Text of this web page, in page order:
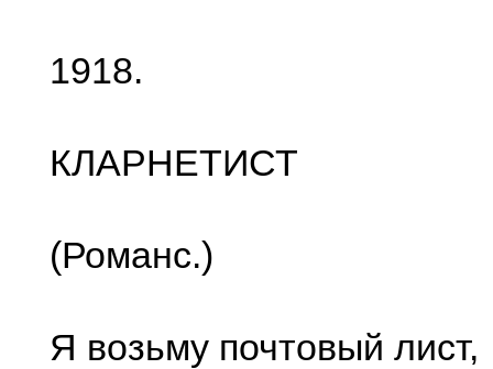
1918.
КЛАРНЕТИСТ
(Романс.)
Я возьму почтовый лист,